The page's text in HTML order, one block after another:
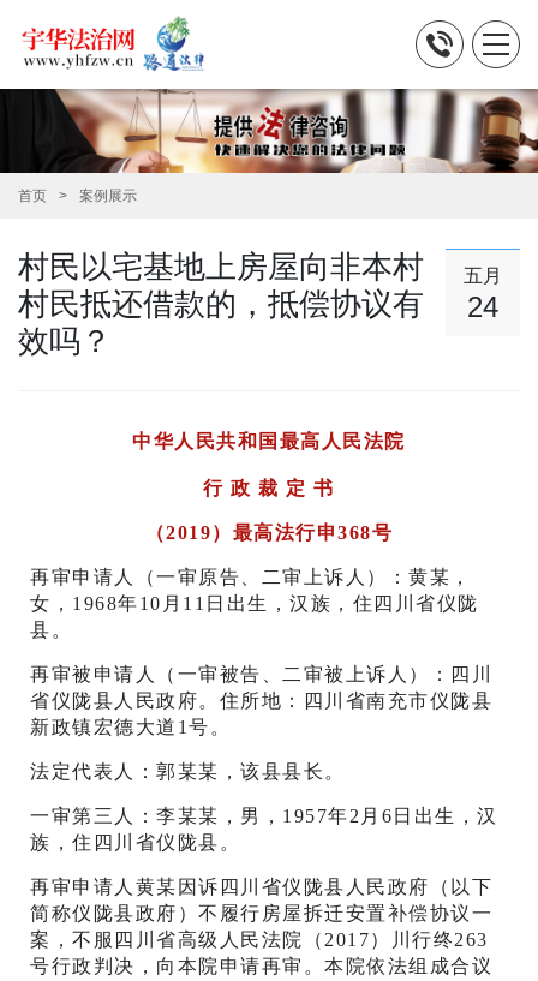
首页 案例展示
村民以宅基地上房屋向非本村
村民抵还借款的，抵偿协议有
效吗？
五月
24
中华人民共和国最高人民法院
行 政 裁 定 书
（2019）最高法行申368号
再审申请人（一审原告、二审上诉人）：黄某，
女，1968年10月11日出生，汉族，住四川省仪陇
县。
再审被申请人（一审被告、二审被上诉人）：四川
省仪陇县人民政府。住所地：四川省南充市仪陇县
新政镇宏德大道1号。
法定代表人：郭某某，该县县长。
一审第三人：李某某，男，1957年2月6日出生，汉
族，住四川省仪陇县。
再审申请人黄某因诉四川省仪陇县人民政府（以下
简称仪陇县政府）不履行房屋拆迁安置补偿协议一
案，不服四川省高级人民法院（2017）川行终263
号行政判决，向本院申请再审。本院依法组成合议